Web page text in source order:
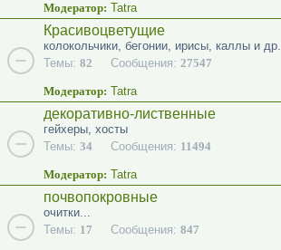
Модератор: Tatra
Красивоцветущие
колокольчики, бегонии, ирисы, каллы и др.
Темы: 82 Сообщения: 27547
Модератор: Tatra
декоративно-лиственные
гейхеры, хосты
Темы: 34 Сообщения: 11494
Модератор: Tatra
почвопокровные
очитки...
Темы: 17 Сообщения: 847